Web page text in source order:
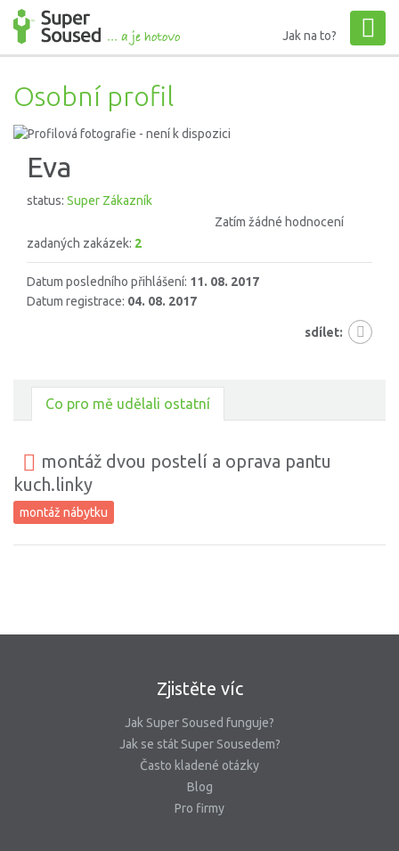
Jak na to?
Osobní profil
Eva
status: Super Zákazník
Zatím žádné hodnocení
zadaných zakázek: 2
Datum posledního přihlášení: 11. 08. 2017
Datum registrace: 04. 08. 2017
sdílet:
Co pro mě udělali ostatní
montáž dvou postelí a oprava pantu
kuch.linky
montáž nábytku
Zjistěte víc
Jak Super Soused funguje?
Jak se stát Super Sousedem?
Často kladené otázky
Blog
Pro firmy